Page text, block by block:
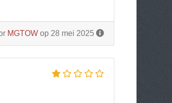
MGTOW op 28 mei 2025